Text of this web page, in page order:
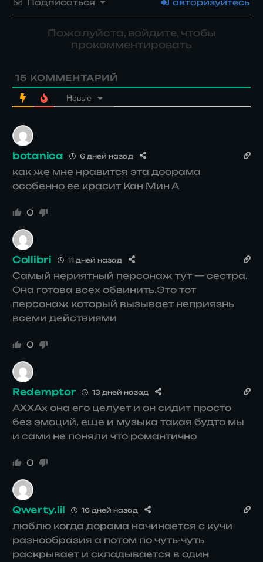
Подписаться авторизуйтесь
Пожалуйста, войдите, чтобы
прокомментировать
15 КОММЕНТАРИЙ
Новые
botanica 6 дней назад
как же мне нравится эта доорама
особенно ее красит Кан Мин А
0
Collibri 11 дней назад
Самый нериятный персонаж тут — сестра.
Она готова всех обвинить.Это тот
персонаж который вызывает неприязнь
всеми действиями
0
Redemptor 13 дней назад
АХХАх она его целует и он сидит просто
без эмоций, еще и музыка такая будто мы
и сами не поняли что романтично
0
Qwerty.lil 16 дней назад
люблю когда дорама начинается с кучи
разнообразия а потом по чуть-чуть
раскрывает и складывается в один